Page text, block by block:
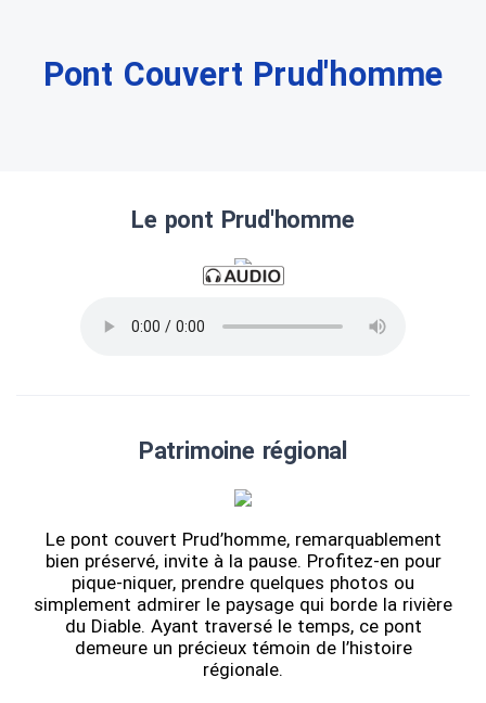
Pont Couvert Prud'homme
Le pont Prud'homme
Patrimoine régional
Le pont couvert Prud’homme, remarquablement
bien préservé, invite à la pause. Profitez-en pour
pique-niquer, prendre quelques photos ou
simplement admirer le paysage qui borde la rivière
du Diable. Ayant traversé le temps, ce pont
demeure un précieux témoin de l’histoire
régionale.